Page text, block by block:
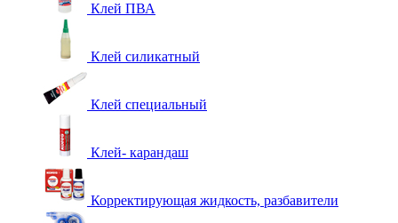
Клей ПВА
Клей силикатный
Клей специальный
Клей- карандаш
Корректирующая жидкость, разбавители